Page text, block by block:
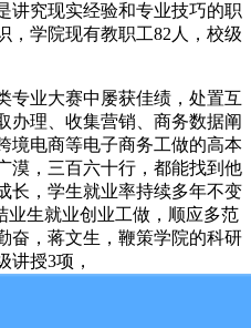
讲究现实经验和专业技巧的职
，学院现有教职工82人，校级
业大赛中屡获佳绩，处置互
办理、收集营销、商务数据阐
境电商等电子商务工做的高本
漠，三百六十行，都能找到他
长，学生就业率持续多年不变
业生就业创业工做，顺应多范
奋，蒋文生，鞭策学院的科研
讲授3项，